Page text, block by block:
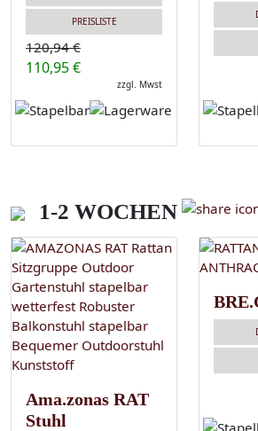
PREISLISTE
120,94 €
110,95 €
zzgl. Mwst
1-2 WOCHEN
Ama.zonas RAT
Stuhl